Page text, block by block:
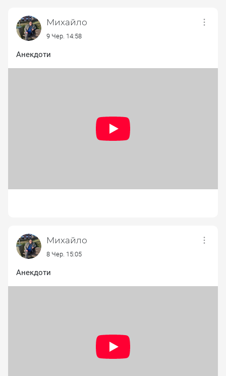
Михайло
9 Чер. 14:58
Анекдоти
Михайло
8 Чер. 15:05
Анекдоти